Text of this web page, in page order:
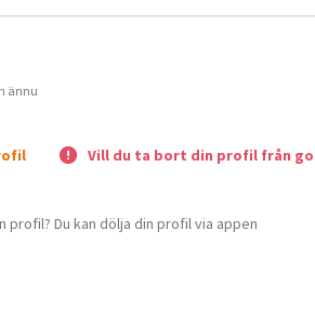
ännu
Vill du ta bort din profil från
profil? Du kan dölja din profil via appen